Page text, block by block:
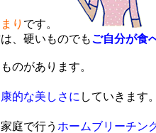
り です。
、硬いものでもご自分が食
のがあります。
的な美しさに していきます
庭で行う ホームブリーチン